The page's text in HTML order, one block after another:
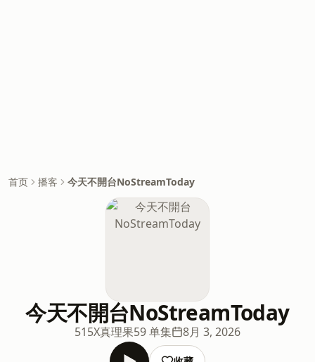
首页 播客 今天不開台NoStreamToday
今天不開台NoStreamToday
515X真理果59 单集 8月 3, 2026